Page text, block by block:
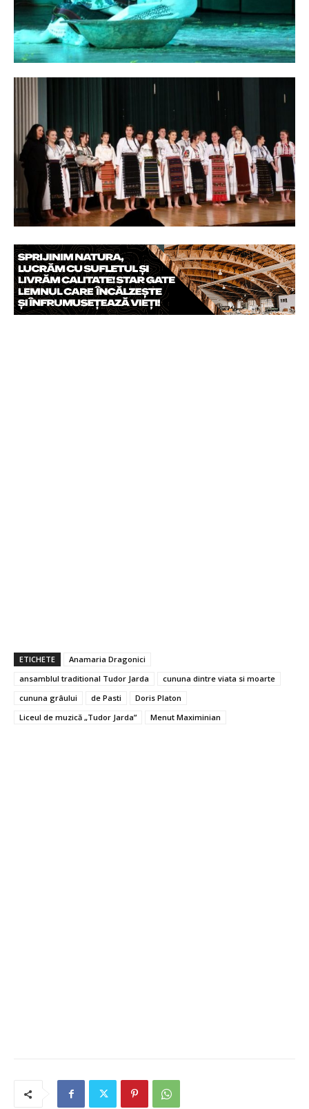
ETICHETE
Anamaria Dragonici
ansamblul traditional Tudor Jarda
cununa dintre viata si moarte
cununa grâului
de Pasti
Doris Platon
Liceul de muzică „Tudor Jarda”
Menut Maximinian